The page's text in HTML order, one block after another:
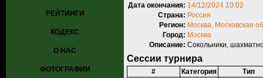
РЕЙТИНГИ
КОДЕКС
О НАС
ФОТОГРАФИИ
Дата окончания: 14/12/2024 10:02
Страна: Россия
Регион: Москва, Московская
Город: Москва
Описание: Сокольники,
Сессии турнира
# Категория
Тип